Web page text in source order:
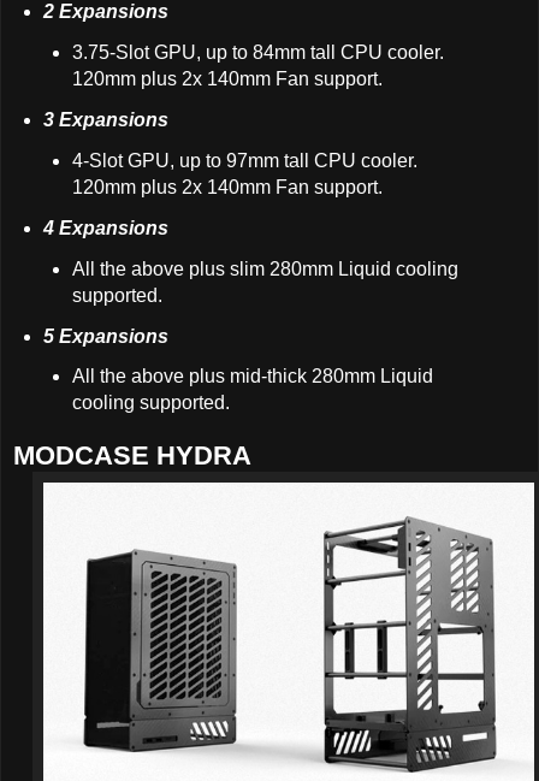
2 Expansions
3.75-Slot GPU, up to 84mm tall CPU cooler.
120mm plus 2x 140mm Fan support.
3 Expansions
4-Slot GPU, up to 97mm tall CPU cooler.
120mm plus 2x 140mm Fan support.
4 Expansions
All the above plus slim 280mm Liquid cooling
supported.
5 Expansions
All the above plus mid-thick 280mm Liquid
cooling supported.
MODCASE HYDRA